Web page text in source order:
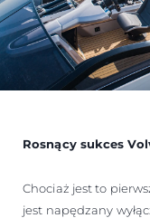
Rosnący sukces
Chociaż jest to
jest napędzany